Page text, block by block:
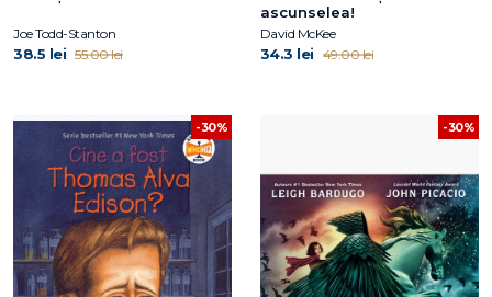
Joe Todd-Stanton
38.5 lei 55.00 lei
ascunselea!
David McKee
34.3 lei 49.00 lei
-30% -30%